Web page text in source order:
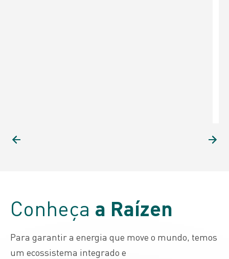
Conheça a Raízen
Para garantir a energia que move o mundo, temos
um ecossistema integrado e